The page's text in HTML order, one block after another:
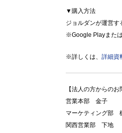
▼購入方法
ジョルダンが運営
※Google Playまた
※詳しくは、 詳細資
【法人の方からのお
営業本部 金子
マーケティング部
関西営業部 下地